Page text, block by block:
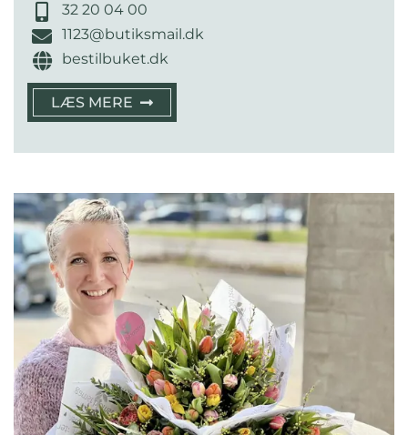
32 20 04 00
1123@butiksmail.dk
bestilbuket.dk
LÆS MERE